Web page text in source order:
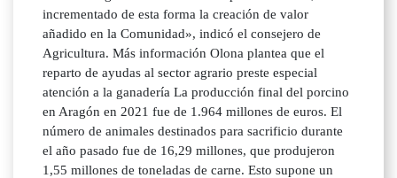
incrementado de esta forma la creación de valor
añadido en la Comunidad», indicó el consejero de
Agricultura. Más información Olona plantea que el
reparto de ayudas al sector agrario preste especial
atención a la ganadería La producción final del porcino
en Aragón en 2021 fue de 1.964 millones de euros. El
número de animales destinados para sacrificio durante
el año pasado fue de 16,29 millones, que produjeron
1,55 millones de toneladas de carne. Esto supone un